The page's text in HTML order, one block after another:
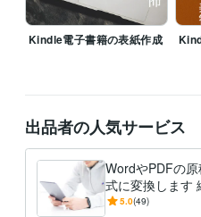
経験職種
デザイナー / Webデザイナー 経
受賞歴
ベトナム戦争が東南アジア諸国や日
農業分野におけるBOPビジネスの
ということ
なぜ「バカにつける
hatGPTが語るSDGｓの解決策
Kindle電子書籍の表紙作成
出品者の人気サービス
WordやPDFの
式に変換します
をEPUB化した
5.0(49)